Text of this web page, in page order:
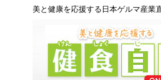
美と健康を応援する日本ゲルマ産業